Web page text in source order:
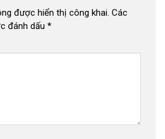
được hiển thị công khai. Các
đánh dấu *